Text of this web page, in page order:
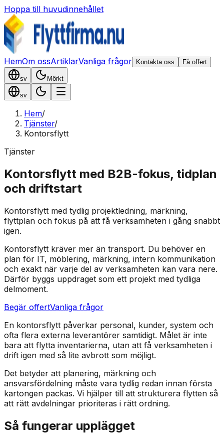
Hoppa till huvudinnehållet
HemOm ossArtiklarVanliga frågor Kontakta oss Få offert
sv Mörkt
sv
Hem/
Tjänster/
Kontorsflytt
Tjänster
Kontorsflytt med B2B-fokus, tidplan
och driftstart
Kontorsflytt med tydlig projektledning, märkning,
flyttplan och fokus på att få verksamheten i gång snabbt
igen.
Kontorsflytt kräver mer än transport. Du behöver en
plan för IT, möblering, märkning, intern kommunikation
och exakt när varje del av verksamheten kan vara nere.
Därför byggs uppdraget som ett projekt med tydliga
delmoment.
Begär offertVanliga frågor
En kontorsflytt påverkar personal, kunder, system och
ofta flera externa leverantörer samtidigt. Målet är inte
bara att flytta inventarierna, utan att få verksamheten i
drift igen med så lite avbrott som möjligt.
Det betyder att planering, märkning och
ansvarsfördelning måste vara tydlig redan innan första
kartongen packas. Vi hjälper till att strukturera flytten så
att rätt avdelningar prioriteras i rätt ordning.
Så fungerar upplägget